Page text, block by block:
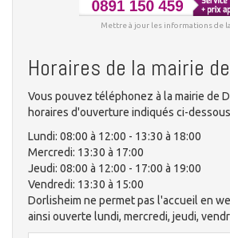
Mettre à jour les informations de
Horaires de la mairie
Vous pouvez téléphonez à la mairie de
horaires d'ouverture indiqués ci-
Lundi: 08:00 à 12:00 - 13:30 à 18:00
Mercredi: 13:30 à 17:00
Jeudi: 08:00 à 12:00 - 17:00 à 19:00
Vendredi: 13:30 à 15:00
Dorlisheim ne permet pas l'accueil en
ainsi ouverte lundi, mercredi, jeudi,